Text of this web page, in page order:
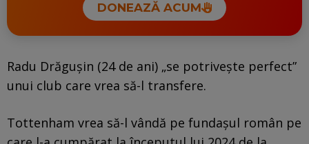
DONEAZĂ ACUM
Radu Drăgușin (24 de ani) „se potrivește perfect”
unui club care vrea să-l transfere.
Tottenham vrea să-l vândă pe fundașul român pe